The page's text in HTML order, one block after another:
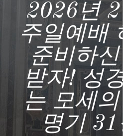
2026년
주일예배
준비하
받자! 성
는 모세
명기